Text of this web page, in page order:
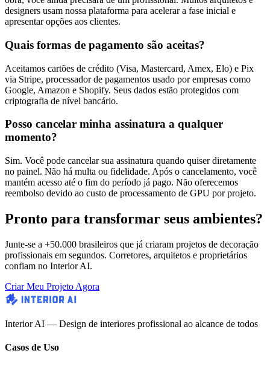
designers usam nossa plataforma para acelerar a fase inicial e
apresentar opções aos clientes.
Quais formas de pagamento são aceitas?
Aceitamos cartões de crédito (Visa, Mastercard, Amex, Elo) e Pix
via Stripe, processador de pagamentos usado por empresas como
Google, Amazon e Shopify. Seus dados estão protegidos com
criptografia de nível bancário.
Posso cancelar minha assinatura a qualquer
momento?
Sim. Você pode cancelar sua assinatura quando quiser diretamente
no painel. Não há multa ou fidelidade. Após o cancelamento, você
mantém acesso até o fim do período já pago. Não oferecemos
reembolso devido ao custo de processamento de GPU por projeto.
Pronto para transformar seus ambientes?
Junte-se a +50.000 brasileiros que já criaram projetos de decoração
profissionais em segundos. Corretores, arquitetos e proprietários
confiam no Interior AI.
Criar Meu Projeto Agora
Interior AI — Design de interiores profissional ao alcance de todos
Casos de Uso